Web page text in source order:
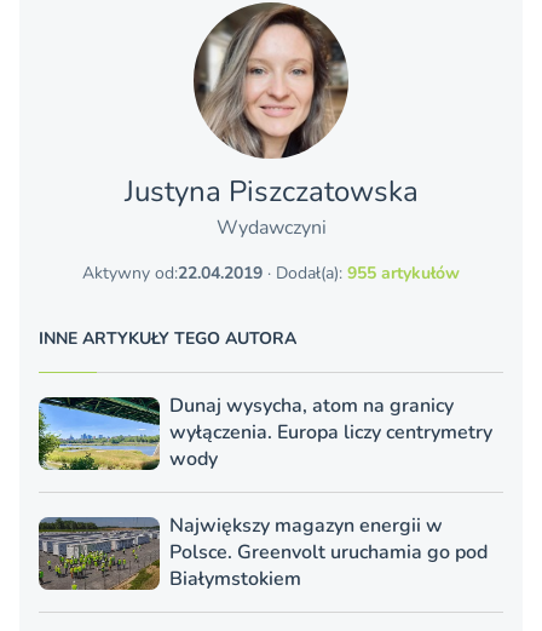
Justyna Piszczatowska
Wydawczyni
Aktywny od:22.04.2019 · Dodał(a): 955 artykułów
INNE ARTYKUŁY TEGO AUTORA
Dunaj wysycha, atom na granicy
wyłączenia. Europa liczy centrymetry
wody
Największy magazyn energii w
Polsce. Greenvolt uruchamia go pod
Białymstokiem